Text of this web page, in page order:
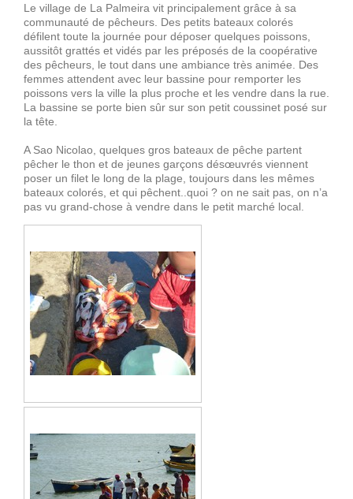
Le village de La Palmeira vit principalement grâce à sa
communauté de pêcheurs. Des petits bateaux colorés
défilent toute la journée pour déposer quelques poissons,
aussitôt grattés et vidés par les préposés de la coopérative
des pêcheurs, le tout dans une ambiance très animée. Des
femmes attendent avec leur bassine pour remporter les
poissons vers la ville la plus proche et les vendre dans la rue.
La bassine se porte bien sûr sur son petit coussinet posé sur
la tête.
A Sao Nicolao, quelques gros bateaux de pêche partent
pêcher le thon et de jeunes garçons désœuvrés viennent
poser un filet le long de la plage, toujours dans les mêmes
bateaux colorés, et qui pêchent..quoi ? on ne sait pas, on n’a
pas vu grand-chose à vendre dans le petit marché local.